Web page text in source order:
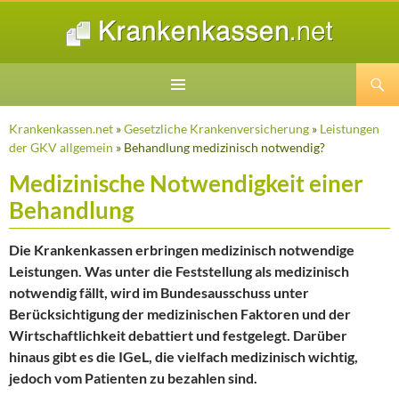
SPRINGEN
Krankenkassen.net »Gesetzliche Krankenversicherung » Leistungen
der GKV allgemein » Behandlung medizinisch notwendig?
Medizinische Notwendigkeit einer
Behandlung
Die Krankenkassen erbringen medizinisch notwendige
Leistungen. Was unter die Feststellung als medizinisch
notwendig fällt, wird im Bundesausschuss unter
Berücksichtigung der medizinischen Faktoren und der
Wirtschaftlichkeit debattiert und festgelegt. Darüber
hinaus gibt es die IGeL, die vielfach medizinisch wichtig,
jedoch vom Patienten zu bezahlen sind.